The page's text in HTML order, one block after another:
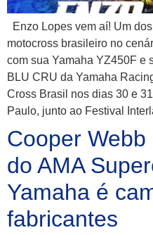
Enzo Lopes vem aí! Um
motocross brasileiro no
com sua Yamaha YZ450F e
BLU CRU da Yamaha
Cross Brasil nos dias 30 e
Paulo, junto ao Festival
Cooper
do AMA
Yamaha é
fabricantes